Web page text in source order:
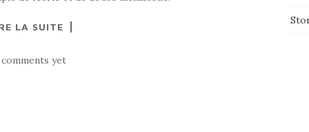
LA SUITE
yet